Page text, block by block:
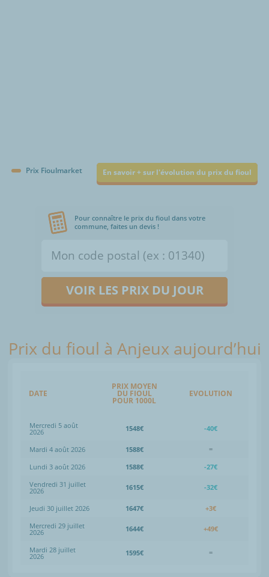
Prix Fioulmarket En savoir + sur l'évolution du prix du fioul
Pour connaître le prix du fioul dans votre
commune, faites un devis !
VOIR LES PRIX DU JOUR
Prix du fioul à Anjeux aujourd’hui
DATE
PRIX MOYEN
DU FIOUL
POUR 1000L
EVOLUTION
Mercredi 5 août
2026 1548€ -40€
Mardi 4 août 2026 1588€
=
Lundi 3 août 2026
1588€
-27€
Vendredi 31 juillet
2026 1615€ -32€
Jeudi 30 juillet 2026 1647€
+3€
Mercredi 29 juillet
2026 1644€ +49€
Mardi 28 juillet
2026 1595€ =